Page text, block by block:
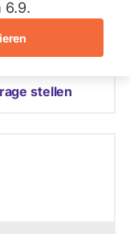
6.9.
stellen